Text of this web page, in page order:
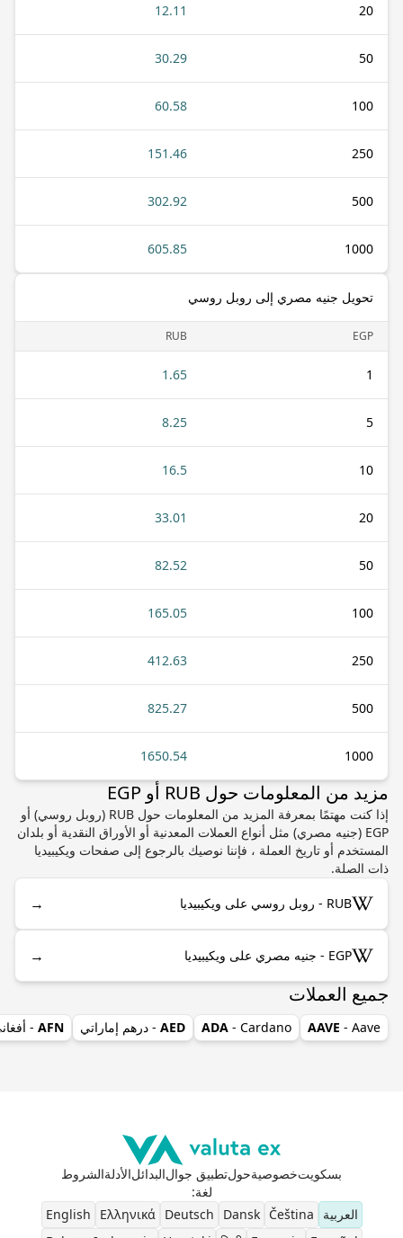
20
12.11
50
30.29
100
60.58
250
151.46
500
302.92
1000
605.85
تحويل جنيه مصري إلى روبل روسي
EGP
RUB
1
1.65
5
8.25
10
16.5
20
33.01
50
82.52
100
165.05
250
412.63
500
825.27
1000
1650.54
مزيد من المعلومات حول RUB أو EGP
إذا كنت مهتمًا بمعرفة المزيد من المعلومات حول RUB (روبل روسي) أو
EGP (جنيه مصري) مثل أنواع العملات المعدنية أو الأوراق النقدية أو بلدان
المستخدم أو تاريخ العملة ، فإننا نوصيك بالرجوع إلى صفحات ويكيبيديا
ذات الصلة.
RUB - روبل روسي على ويكيبيديا →
EGP - جنيه مصري على ويكيبيديا →
جميع العملات
AAVE - Aave
ADA - Cardano
AED - درهم إماراتي AFN
-
بسكويتخصوصيةحولتطبيق جوالالبدائلالأدلةالشروط
لغة:
العربية
Čeština
Dansk
Deutsch
Ελληνικά
English